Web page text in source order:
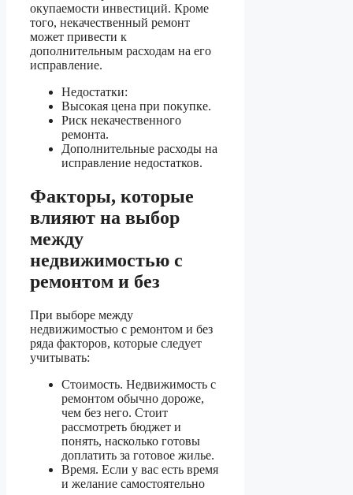
окупаемости инвестиций. Кроме
того, некачественный ремонт
может привести к
дополнительным расходам на его
исправление.
Недостатки:
Высокая цена при покупке.
Риск некачественного
ремонта.
Дополнительные расходы на
исправление недостатков.
Факторы, которые
влияют на выбор
между
недвижимостью с
ремонтом и без
При выборе между
недвижимостью с ремонтом и без
ряда факторов, которые следует
учитывать:
Стоимость. Недвижимость с
ремонтом обычно дороже,
чем без него. Стоит
рассмотреть бюджет и
понять, насколько готовы
доплатить за готовое жилье.
Время. Если у вас есть время
и желание самостоятельно